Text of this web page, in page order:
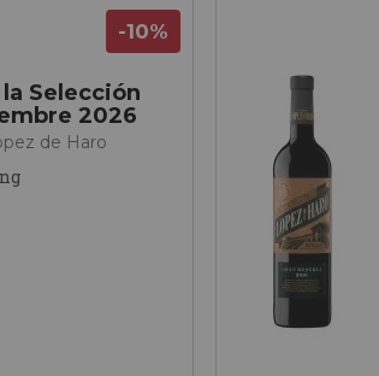
Selección
2026
de Haro
-10%